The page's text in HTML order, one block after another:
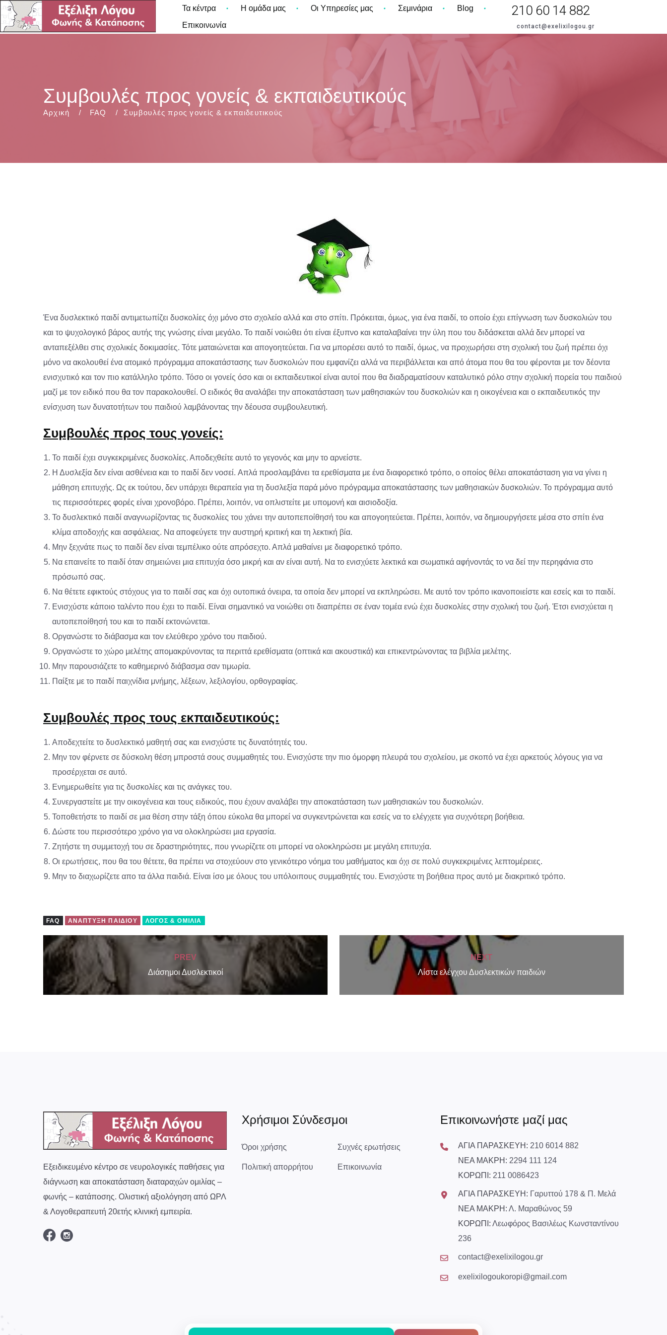
Τα κέντρα Η ομάδα μας Οι Υπηρεσίες μας Σεμινάρια
Blog
Επικοινωνία
210 60 14 882
contact@exelixilogou.gr
Συμβουλές προς γονείς & εκπαιδευτικούς
Αρχική FAQ Συμβουλές προς γονείς & εκπαιδευτικούς
Ένα δυσλεκτικό παιδί αντιμετωπίζει δυσκολίες όχι μόνο στο σχολείο αλλά και στο σπίτι. Πρόκειται, όμως, για ένα παιδί, το οποίο έχει επίγνωση των δυσκολιών του
και το ψυχολογικό βάρος αυτής της γνώσης είναι μεγάλο. Το παιδί νοιώθει ότι είναι έξυπνο και καταλαβαίνει την ύλη που του διδάσκεται αλλά δεν μπορεί να
ανταπεξέλθει στις σχολικές δοκιμασίες. Τότε ματαιώνεται και απογοητεύεται. Για να μπορέσει αυτό το παιδί, όμως, να προχωρήσει στη σχολική του ζωή πρέπει όχι
μόνο να ακολουθεί ένα ατομικό πρόγραμμα αποκατάστασης των δυσκολιών που εμφανίζει αλλά να περιβάλλεται και από άτομα που θα του φέρονται με τον δέοντα
ενισχυτικό και τον πιο κατάλληλο τρόπο. Τόσο οι γονείς όσο και οι εκπαιδευτικοί είναι αυτοί που θα διαδραματίσουν καταλυτικό ρόλο στην σχολική πορεία του παιδιού
μαζί με τον ειδικό που θα τον παρακολουθεί. Ο ειδικός θα αναλάβει την αποκατάσταση των μαθησιακών του δυσκολιών και η οικογένεια και ο εκπαιδευτικός την
ενίσχυση των δυνατοτήτων του παιδιού λαμβάνοντας την δέουσα συμβουλευτική.
Συμβουλές προς τους γονείς:
Το παιδί έχει συγκεκριμένες δυσκολίες. Αποδεχθείτε αυτό το γεγονός και μην το αρνείστε.
Η Δυσλεξία δεν είναι ασθένεια και το παιδί δεν νοσεί. Απλά προσλαμβάνει τα ερεθίσματα με ένα διαφορετικό τρόπο, ο οποίος θέλει αποκατάσταση για να γίνει η
μάθηση επιτυχής. Ως εκ τούτου, δεν υπάρχει θεραπεία για τη δυσλεξία παρά μόνο πρόγραμμα αποκατάστασης των μαθησιακών δυσκολιών. Το πρόγραμμα αυτό
τις περισσότερες φορές είναι χρονοβόρο. Πρέπει, λοιπόν, να οπλιστείτε με υπομονή και αισιοδοξία.
Το δυσλεκτικό παιδί αναγνωρίζοντας τις δυσκολίες του χάνει την αυτοπεποίθησή του και απογοητεύεται. Πρέπει, λοιπόν, να δημιουργήσετε μέσα στο σπίτι ένα
κλίμα αποδοχής και ασφάλειας. Να αποφεύγετε την αυστηρή κριτική και τη λεκτική βία.
Μην ξεχνάτε πως το παιδί δεν είναι τεμπέλικο ούτε απρόσεχτο. Απλά μαθαίνει με διαφορετικό τρόπο.
Να επαινείτε το παιδί όταν σημειώνει μια επιτυχία όσο μικρή και αν είναι αυτή. Να το ενισχύετε λεκτικά και σωματικά αφήνοντάς το να δεί την περηφάνια στο
πρόσωπό σας.
Να θέτετε εφικτούς στόχους για το παιδί σας και όχι ουτοπικά όνειρα, τα οποία δεν μπορεί να εκπληρώσει. Με αυτό τον τρόπο ικανοποιείστε και εσείς και το παιδί.
Ενισχύστε κάποιο ταλέντο που έχει το παιδί. Είναι σημαντικό να νοιώθει οτι διαπρέπει σε έναν τομέα ενώ έχει δυσκολίες στην σχολική του ζωή. Έτσι ενισχύεται η
αυτοπεποίθησή του και το παιδί εκτονώνεται.
Οργανώστε το διάβασμα και τον ελεύθερο χρόνο του παιδιού.
Οργανώστε το χώρο μελέτης απομακρύνοντας τα περιττά ερεθίσματα (οπτικά και ακουστικά) και επικεντρώνοντας τα βιβλία μελέτης.
Μην παρουσιάζετε το καθημερινό διάβασμα σαν τιμωρία.
Παίξτε με το παιδί παιχνίδια μνήμης, λέξεων, λεξιλογίου, ορθογραφίας.
Συμβουλές προς τους εκπαιδευτικούς:
Αποδεχτείτε το δυσλεκτικό μαθητή σας και ενισχύστε τις δυνατότητές του.
Μην τον φέρνετε σε δύσκολη θέση μπροστά σους συμμαθητές του. Ενισχύστε την πιο όμορφη πλευρά του σχολείου, με σκοπό να έχει αρκετούς λόγους για να
προσέρχεται σε αυτό.
Ενημερωθείτε για τις δυσκολίες και τις ανάγκες του.
Συνεργαστείτε με την οικογένεια και τους ειδικούς, που έχουν αναλάβει την αποκατάσταση των μαθησιακών του δυσκολιών.
Τοποθετήστε το παιδί σε μια θέση στην τάξη όπου εύκολα θα μπορεί να συγκεντρώνεται και εσείς να το ελέγχετε για συχνότερη βοήθεια.
Δώστε του περισσότερο χρόνο για να ολοκληρώσει μια εργασία.
Ζητήστε τη συμμετοχή του σε δραστηριότητες, που γνωρίζετε οτι μπορεί να ολοκληρώσει με μεγάλη επιτυχία.
Οι ερωτήσεις, που θα του θέτετε, θα πρέπει να στοχεύουν στο γενικότερο νόημα του μαθήματος και όχι σε πολύ συγκεκριμένες λεπτομέρειες.
Μην το διαχωρίζετε απο τα άλλα παιδιά. Είναι ίσο με όλους του υπόλοιπους συμμαθητές του. Ενισχύστε τη βοήθεια προς αυτό με διακριτικό τρόπο.
FAQ ΑΝΆΠΤΥΞΗ ΠΑΙΔΙΟΎ ΛΌΓΟΣ & ΟΜΙΛΊΑ
PREV
Διάσημοι Δυσλεκτικοί
NEXT
Λίστα ελέγχου Δυσλεκτικών παιδιών
Εξειδικευμένο κέντρο σε νευρολογικές παθήσεις για
διάγνωση και αποκατάσταση διαταραχών ομιλίας –
φωνής – κατάποσης. Ολιστική αξιολόγηση από ΩΡΛ
& Λογοθεραπευτή 20ετής κλινική εμπειρία.
Χρήσιμοι Σύνδεσμοι
Όροι χρήσης
Πολιτική απορρήτου
Συχνές ερωτήσεις
Επικοινωνία
Επικοινωνήστε μαζί μας
ΑΓΙΑ ΠΑΡΑΣΚΕΥΗ: 210 6014 882
ΝΕΑ ΜΑΚΡΗ: 2294 111 124
ΚΟΡΩΠΙ: 211 0086423
ΑΓΙΑ ΠΑΡΑΣΚΕΥΗ: Γαρυττού 178 & Π. Μελά
ΝΕΑ ΜΑΚΡΗ: Λ. Μαραθώνος 59
ΚΟΡΩΠΙ: Λεωφόρος Βασιλέως Κωνσταντίνου
236
contact@exelixilogou.gr
exelixilogoukoropi@gmail.com